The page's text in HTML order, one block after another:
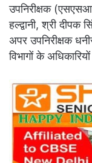
उपनिरीक्षक
हल्द्वानी, श्री दीपक
अपर उपनिरीक्षक
विभागों के अधिकारियों